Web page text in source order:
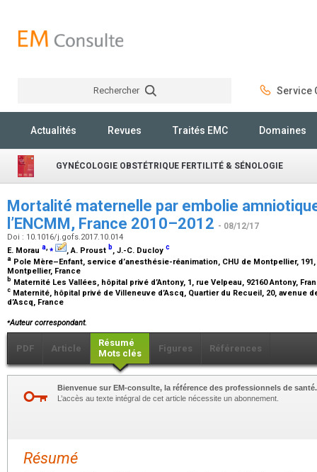
Rechercher Service
Actualités Revues Traités EMC Domaines
GYNÉCOLOGIE OBSTÉTRIQUE FERTILITÉ & SÉNOLOGIE
Mortalité maternelle par embolie
l’ENCMM, France 2010–2012 - 08/12/17
Doi : 10.1016/j.gofs.2017.10.014
E. Morau a,⁎ , A. Proust b, J.-C. Ducloy c
a Pole Mère–Enfant, service d’anesthésie-réanimation, CHU de Montpellier,
Montpellier, France
b Maternité Les Vallées, hôpital privé d’Antony, 1, rue Velpeau, 92160 Antony,
c Maternité, hôpital privé de Villeneuve d’Ascq, Quartier du Recueil, 20, avenue
d’Ascq, France
⁎Auteur correspondant.
PDF Article
Résumé
Mots clés
Figures Références
Bienvenue sur EM-consulte, la référence des professionnels de santé.
L’accès au texte intégral de cet article nécessite un abonnement.
Résumé